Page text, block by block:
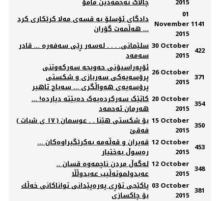
دادگای ئۆسلۆ بە قسەی مەلا کرێکاری کرد
... هەڵمەت گۆران
01
November
2015
1141
سلێمانی. . . . له‌سه‌ر ڕێی سه‌فه‌ره‌ ... قادر
سەمەد
30 October
2015 422
ئۆپەراسیۆنی حەویجە ‌سەرکەوتنی
پرۆسەیەکی سەربازی و شکستی
پرۆسەیەی ھەواڵگری ... ‌سەباح تاھیر
26 October
2015 371
کاتێک سەرکردەیەک دەبێتە دیاردە! ...
هەرمان ئەحمەد
20 October
2015 354
( ١٧ ی شبات ) بۆ شکستی هێنا . . عوسمان
فەقێ
15 October
2015 350
قه‌یران و قه‌ڵه‌مه‌ به‌كرێگیراوه‌كان ...
ره‌سوڵ به‌ختیار
12 October
2015 453
له‌گه‌ڵ مردن ناچمه‌وه‌ قسان ..
عه‌بدولموته‌ڵیب عه‌بدوڵڵا
12 October
2015 348
پاكێجی تۆڕی په‌ره‌پێدانی تواناكانی خه‌ڵك
بۆ چاكسازی
03 October
2015 381